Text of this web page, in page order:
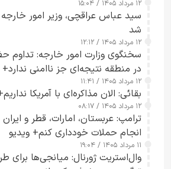
۱۲ مرداد ۱۴۰۵ / ۱۵:۰۴
سید عباس عراقچی، وزیر امور خارجه
شد
۱۲ مرداد ۱۴۰۵ / ۱۲:۱۲
سخنگوی وزارت امور خارجه: تداوم
در منطقه نتیجه‌ای جز ناامنی ندارد+
۱۲ مرداد ۱۴۰۵ / ۱۱:۴۱
بقائی: الان مذاکره‌ای با آمریکا
۱۲ مرداد ۱۴۰۵ / ۰۸:۱۷
ترامپ: عربستان، امارات، قطر و
انجام حملات خودداری کنم+ ویدیو
۱۱ مرداد ۱۴۰۵ / ۱۹:۰۴
وال‌استریت ژورنال: میانجی‌ها برای